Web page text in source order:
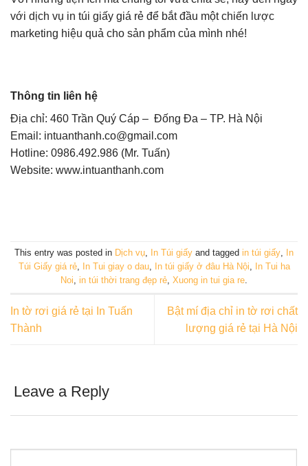
với dịch vụ in túi giấy giá rẻ để bắt đầu một chiến lược
marketing hiệu quả cho sản phẩm của mình nhé!
Thông tin liên hệ
Địa chỉ: 460 Trần Quý Cáp – Đống Đa – TP. Hà Nội
Email: intuanthanh.co@gmail.com
Hotline: 0986.492.986 (Mr. Tuấn)
Website: www.intuanthanh.com
This entry was posted in Dịch vụ, In Túi giấy and tagged in túi giấy,
In
Túi Giấy giá rẻ, In Tui giay o dau, In túi giấy ở đâu Hà Nội,
In Tui ha
Noi, in túi thời trang đẹp rẻ, Xuong in tui gia re.
In tờ rơi giá rẻ tại In Tuấn
Thành
Bật mí địa chỉ in tờ rơi chất
lượng giá rẻ tại Hà Nội
Leave a Reply